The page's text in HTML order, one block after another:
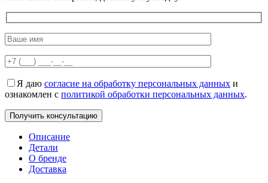
Я даю согласие на обработку персональных данных и
ознакомлен с политикой обработки персональных данных.
Описание
Детали
О бренде
Доставка